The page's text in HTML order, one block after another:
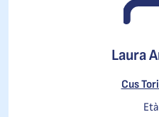
Laura
Cus